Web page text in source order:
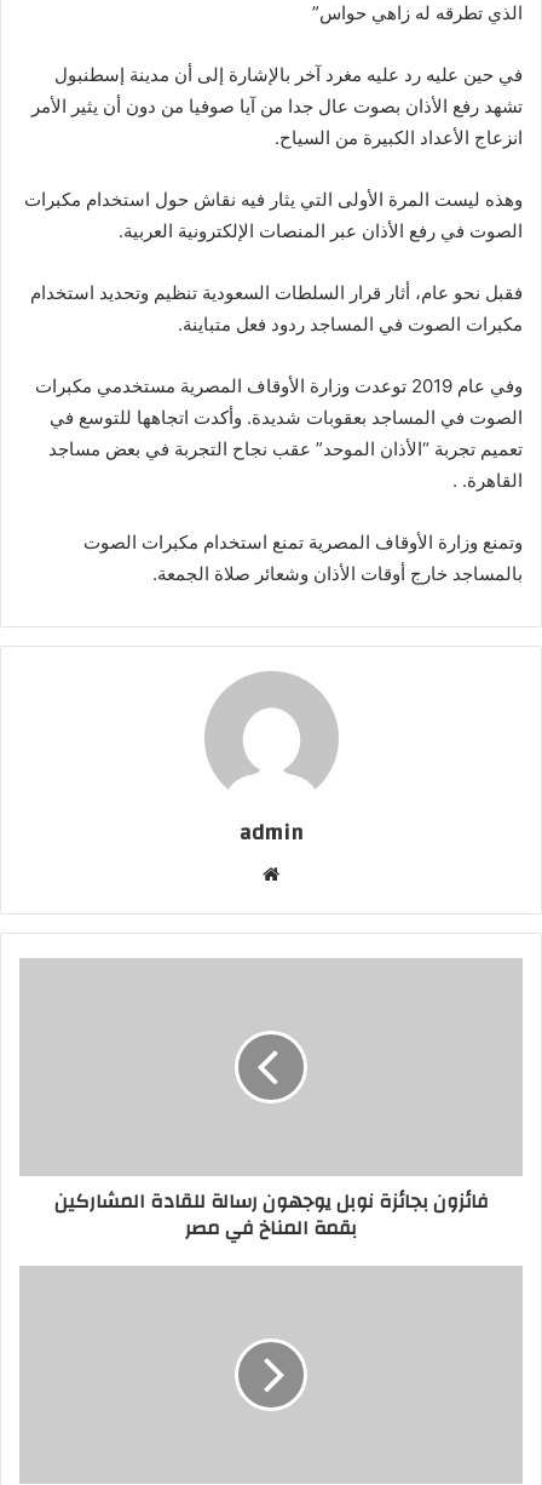
الذي تطرقه له زاهي حواس”
في حين عليه رد عليه مغرد آخر بالإشارة إلى أن مدينة إسطنبول
تشهد رفع الأذان بصوت عال جدا من آيا صوفيا من دون أن يثير الأمر
انزعاج الأعداد الكبيرة من السياح.
وهذه ليست المرة الأولى التي يثار فيه نقاش حول استخدام مكبرات
الصوت في رفع الأذان عبر المنصات الإلكترونية العربية.
فقبل نحو عام، أثار قرار السلطات السعودية تنظيم وتحديد استخدام
مكبرات الصوت في المساجد ردود فعل متباينة.
وفي عام 2019 توعدت وزارة الأوقاف المصرية مستخدمي مكبرات
الصوت في المساجد بعقوبات شديدة. وأكدت اتجاهها للتوسع في
تعميم تجربة “الأذان الموحد” عقب نجاح التجربة في بعض مساجد
القاهرة. .
وتمنع وزارة الأوقاف المصرية تمنع استخدام مكبرات الصوت
بالمساجد خارج أوقات الأذان وشعائر صلاة الجمعة.
admin
فائزون بجائزة نوبل يوجهون رسالة للقادة المشاركين
بقمة المناخ في مصر